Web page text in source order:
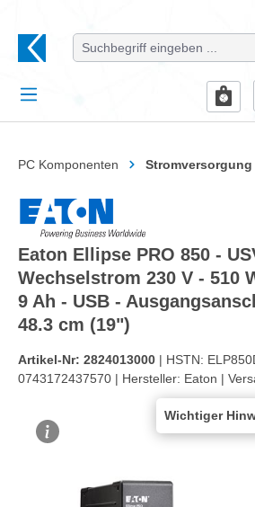
PC Komponenten Stromversorgung
Eaton Ellipse PRO 850 -
Wechselstrom 230 V - 510
9 Ah - USB -
48.3 cm (19")
Artikel-Nr: 2824013000 | HSTN:
0743172437570 | Hersteller: Eaton |
Wichtiger